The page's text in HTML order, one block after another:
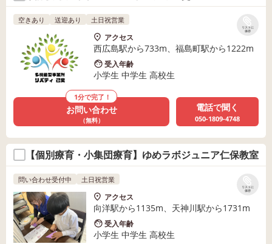
リストに
保存
空きあり 送迎あり 土日祝営業
アクセス
西広島駅から733m、福島町駅から1222m
受入年齢
小学生 中学生 高校生
1分で完了！
お問い合わせ
（無料）
電話で聞く
050-1809-4748
【個別療育・小集団療育】ゆめラボジュニア仁保教室
リストに
保存
問い合わせ受付中 土日祝営業
アクセス
向洋駅から1135m、天神川駅から1731m
受入年齢
小学生 中学生 高校生